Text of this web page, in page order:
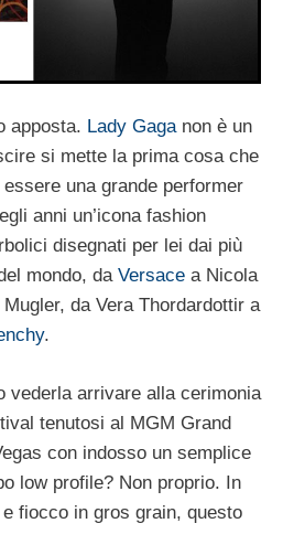
apposta. Lady Gaganon è un
si mette la prima cosa che
una grande performer
anni un’icona fashion
disegnati per lei dai più
mondo, da Versace a Nicola
da Vera Thordardottir a
.
vederla arrivare alla cerimonia
tenutosi al MGM Grand
con indosso un semplice
low profile? Non proprio. In
fiocco in gros grain, questo